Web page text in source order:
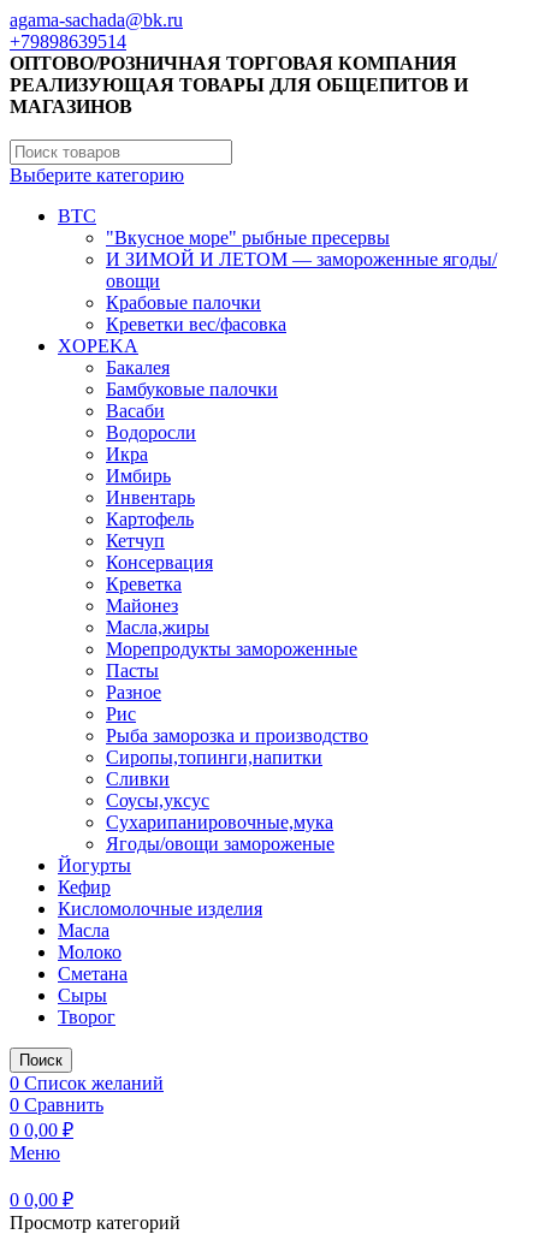
agama-sachada@bk.ru
+79898639514
ОПТОВО/РОЗНИЧНАЯ ТОРГОВАЯ КОМПАНИЯ
РЕАЛИЗУЮЩАЯ ТОВАРЫ ДЛЯ ОБЩЕПИТОВ И
МАГАЗИНОВ
Выберите категорию
BTC
"Вкусное море" рыбные пресервы
И ЗИМОЙ И ЛЕТОМ — замороженные ягоды/
овощи
Крабовые палочки
Креветки вес/фасовка
XOPEKA
Бакалея
Бамбуковые палочки
Васаби
Водоросли
Икра
Имбирь
Инвентарь
Картофель
Кетчуп
Консервация
Креветка
Майонез
Масла,жиры
Морепродукты замороженные
Пасты
Разное
Рис
Рыба заморозка и производство
Сиропы,топинги,напитки
Сливки
Соусы,уксус
Сухарипанировочные,мука
Ягоды/овощи замороженые
Йогурты
Кефир
Кисломолочные изделия
Масла
Молоко
Сметана
Сыры
Творог
Поиск
0 Список желаний
0 Сравнить
0 0,00 ₽
Меню
0 0,00 ₽
Просмотр категорий